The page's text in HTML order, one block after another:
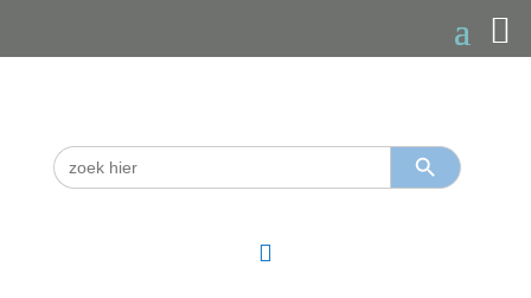
Zoek
naar:
Zoekknop
